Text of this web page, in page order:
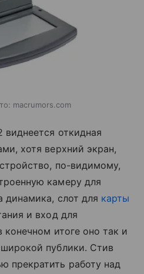
macrumors.com
виднеется откидная
хотя верхний экран,
по-видимому,
камеру для
динамика, слот для карты
и вход для
итоге оно так и
публики. Стив
прекратить работу над